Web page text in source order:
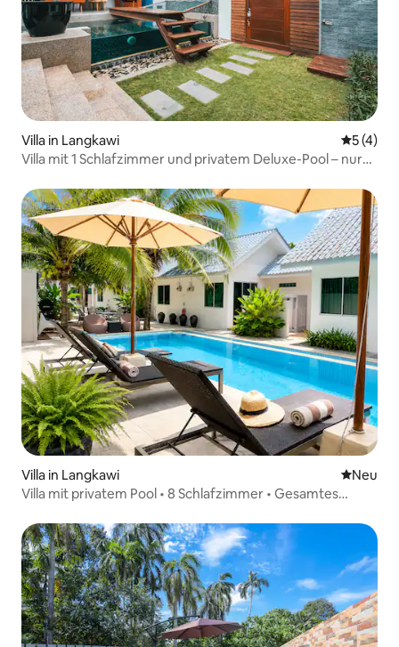
Villa in Langkawi
5 (4)
Villa mit 1 Schlafzimmer und privatem Deluxe-Pool – nur
Villa in Langkawi Neue
Neu
Villa mit privatem Pool • 8 Schlafzimmer • Gesamtes